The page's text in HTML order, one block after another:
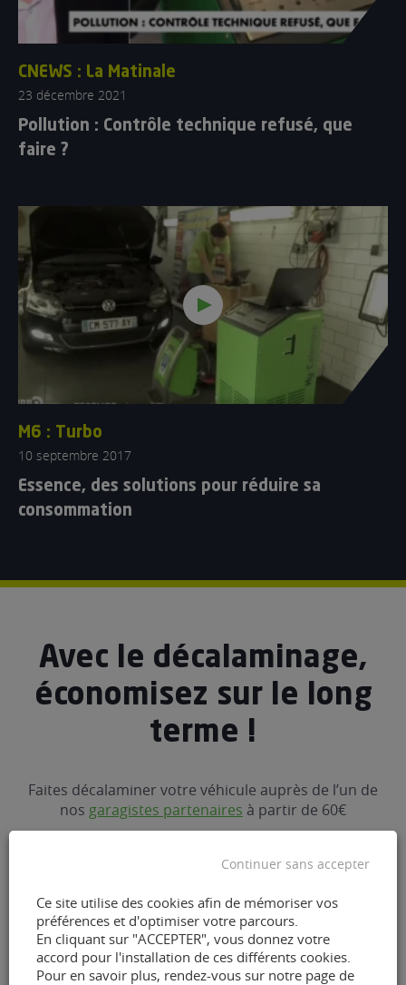
CNEWS : La Matinale
23 décembre 2021
Pollution : Contrôle technique refusé, que
faire ?
M6 : Turbo
10 septembre 2017
Essence, des solutions pour réduire sa
consommation
Avec le décalaminage,
économisez sur le long
terme !
Faites décalaminer votre véhicule auprès de l’un de
nos garagistes partenaires à partir de 60€
4 500€
Sauvez vos pièces onéreuses !
Remplacer des pièces s'annonce vite très coûteux.
Ce site utilise des cookies afin de mémoriser vos
préférences et d'optimiser votre parcours.
En cliquant sur "ACCEPTER", vous donnez votre
accord pour l'installation de ces différents cookies.
Pour en savoir plus, rendez-vous sur notre page de
Continuer sans accepter